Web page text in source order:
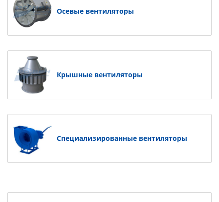
Осевые вентиляторы
Крышные вентиляторы
Специализированные вентиляторы